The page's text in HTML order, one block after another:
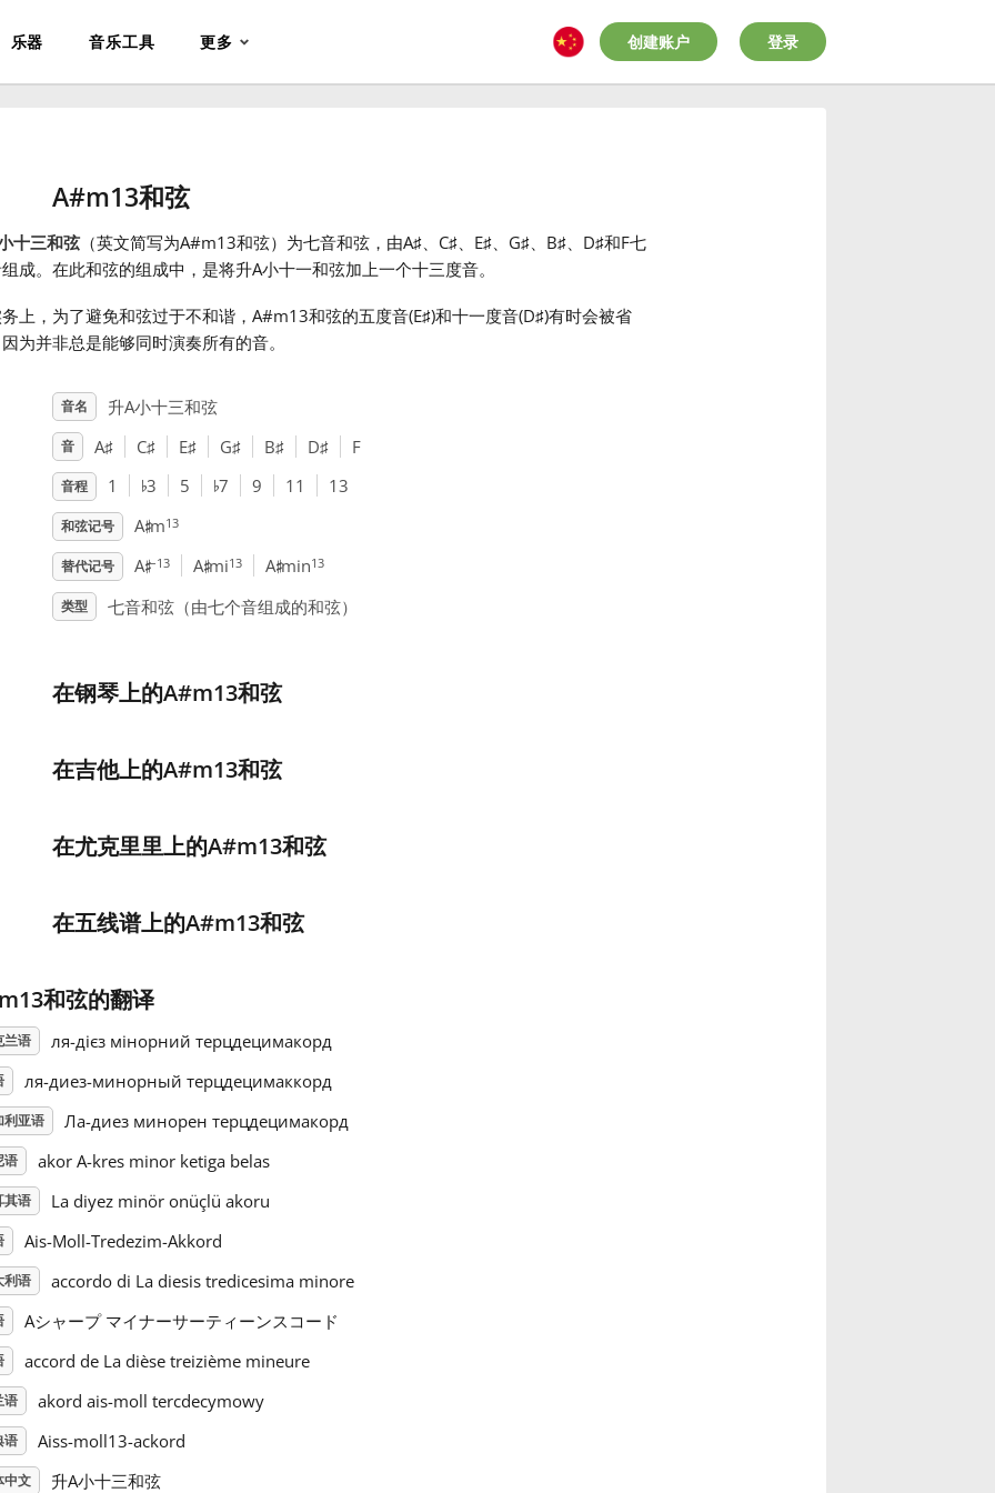
乐器 音乐工具 更多 创建账户 登录
A#m13和弦
十三和弦（英文简写为A#m13和弦）为七音和弦，由A♯、C♯、E♯、G♯、B♯、D♯和F七
成。在此和弦的组成中，是将升A小十一和弦加上一个十三度音。
上，为了避免和弦过于不和谐，A#m13和弦的五度音(E♯)和十一度音(D♯)有时会被省
为并非总是能够同时演奏所有的音。
音名 升A小十三和弦
音 A♯ C♯ E♯ G♯ B♯ D♯ F
音程 1 ♭3 5 ♭7 9 11 13
和弦记号 A♯m13
替代记号 A♯–13 A♯mi13 A♯min13
类型 七音和弦（由七个音组成的和弦）
在钢琴上的A#m13和弦
在吉他上的A#m13和弦
在尤克里里上的A#m13和弦
在五线谱上的A#m13和弦
和弦的翻译
兰语 ля-дієз мінорний терцдецимакорд
ля-диез-минорный терцдецимаккорд
利亚语 Ла-диез минорен терцдецимакорд
语 akor A-kres minor ketiga belas
其语 La diyez minör onüçlü akoru
Ais-Moll-Tredezim-Akkord
利语 accordo di La diesis tredicesima minore
Aシャープ マイナーサーティーンスコード
accord de La dièse treizième mineure
语 akord ais-moll tercdecymowy
语 Aiss-moll13-ackord
中文 升A小十三和弦